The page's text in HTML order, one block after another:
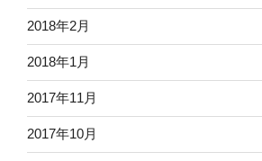
2018年2月
2018年1月
2017年11月
2017年10月